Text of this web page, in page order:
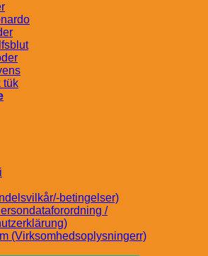
tük
betingelser)
/
(Virksomhedsoplysningerr)